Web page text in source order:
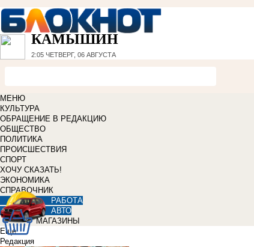
КАМЫШИН
2:05 ЧЕТВЕРГ, 06 АВГУСТА
МЕНЮ
КУЛЬТУРА
ОБРАЩЕНИЕ В РЕДАКЦИЮ
ОБЩЕСТВО
ПОЛИТИКА
ПРОИСШЕСТВИЯ
СПОРТ
ХОЧУ СКАЗАТЬ!
ЭКОНОМИКА
СПРАВОЧНИК
РАБОТА
АВТО
МАГАЗИНЫ
Еще
Редакция